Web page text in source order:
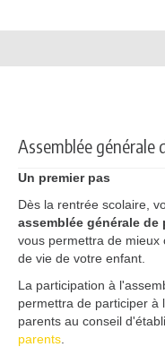
Assemblée générale
Un premier pas
Dès la rentrée scolaire,
assemblée générale de
vous permettra de mieux
de vie de votre enfant.
La participation à
permettra de participer à
parents au conseil
parents